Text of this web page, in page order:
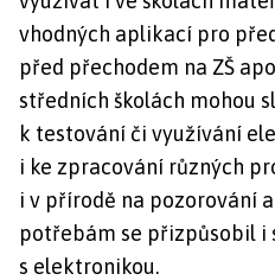
vhodných aplikací pro
před přechodem na ZŠ
středních školách mohou
k testování či využívání
i ke zpracování různých
i v přírodě na pozorování
potřebám se přizpůsobil i
s elektronikou.